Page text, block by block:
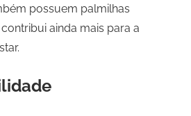
possuem palmilhas
ainda mais para a